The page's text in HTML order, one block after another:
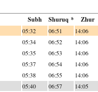
Subh Shuruq * Zhur
05:32 06:51 14:06
05:34 06:52 14:06
05:35 06:53 14:06
05:37 06:54 14:06
05:38 06:55 14:06
05:40 06:57 14:05